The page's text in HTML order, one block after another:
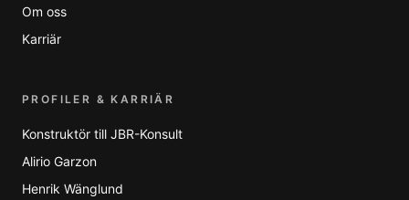
Om oss
Karriär
PROFILER & KARRIÄR
Konstruktör till JBR-Konsult
Alirio Garzon
Henrik Wänglund